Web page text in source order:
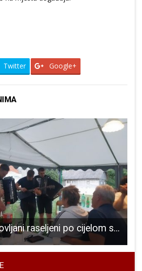
Twitter Google+
LIJEPO: Vranovljani raseljeni po cijelom svijetu okupili se u svome selu